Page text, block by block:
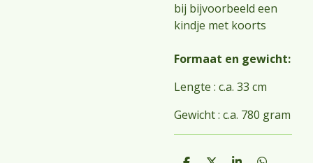
bij bijvoorbeeld een
kindje met koorts
Formaat en gewicht:
Lengte : c.a. 33 cm
Gewicht : c.a. 780 gram